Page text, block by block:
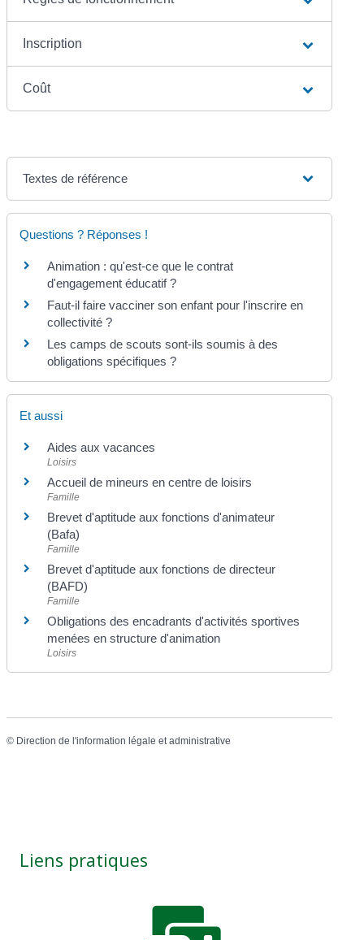
Inscription
Coût
Textes de référence
Questions ? Réponses !
Animation : qu'est-ce que le contrat
d'engagement éducatif ?
Faut-il faire vacciner son enfant pour l'inscrire en
collectivité ?
Les camps de scouts sont-ils soumis à des
obligations spécifiques ?
Et aussi
Aides aux vacances
Loisirs
Accueil de mineurs en centre de loisirs
Famille
Brevet d'aptitude aux fonctions d'animateur
(Bafa)
Famille
Brevet d'aptitude aux fonctions de directeur
(BAFD)
Famille
Obligations des encadrants d'activités sportives
menées en structure d'animation
Loisirs
© Direction de l'information légale et administrative
Liens pratiques